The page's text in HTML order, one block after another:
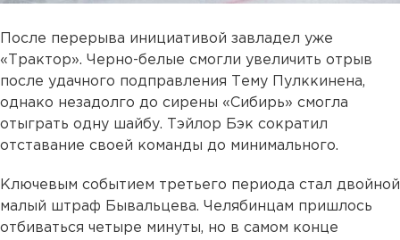
После перерыва инициативой завладел уже
«Трактор». Черно-белые смогли увеличить отрыв
после удачного подправления Тему Пулккинена,
однако незадолго до сирены «Сибирь» смогла
отыграть одну шайбу. Тэйлор Бэк сократил
отставание своей команды до минимального.
Ключевым событием третьего периода стал двойной
малый штраф Бывальцева. Челябинцам пришлось
отбиваться четыре минуты, но в самом конце